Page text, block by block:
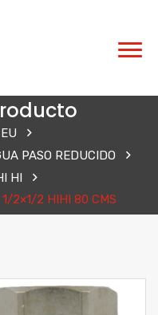
PASO REDUCIDO
HI
1/2×1/2 HIHI 80 CMS